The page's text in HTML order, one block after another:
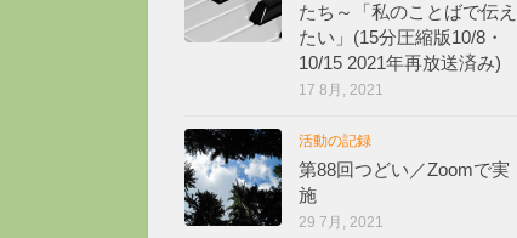
たち～「私のことばで伝え
たい」(15分圧縮版10/8・
10/15 2021年再放送済み)
17 8月, 2021
活動の記録
第88回つどい／Zoomで実
施
29 7月, 2021